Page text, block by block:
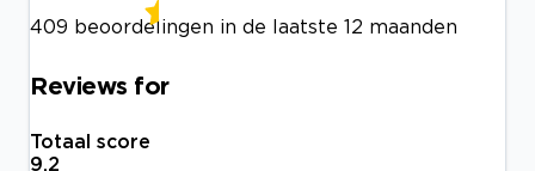
409 beoordelingen in de laatste 12 maanden
Reviews for
Totaal score
9,2